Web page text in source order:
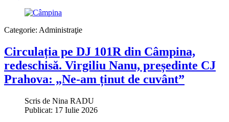
Categorie: Administraţie
Circulația pe DJ 101R din Câmpina,
redeschisă. Virgiliu Nanu, președinte CJ
Prahova: „Ne-am ținut de cuvânt”
Scris de Nina RADU
Publicat: 17 Iulie 2026